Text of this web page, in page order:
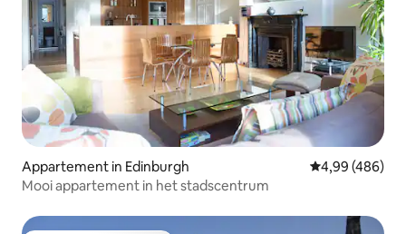
Appartement in Edinburgh Gemiddelde
4,99 (486)
Mooi appartement in het stadscentrum